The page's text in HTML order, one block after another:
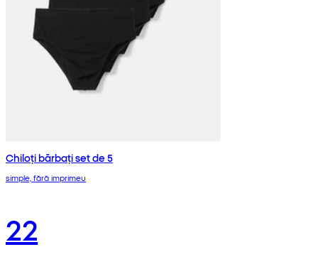
Chiloți bărbați set de 5
simple, fără imprimeu
22